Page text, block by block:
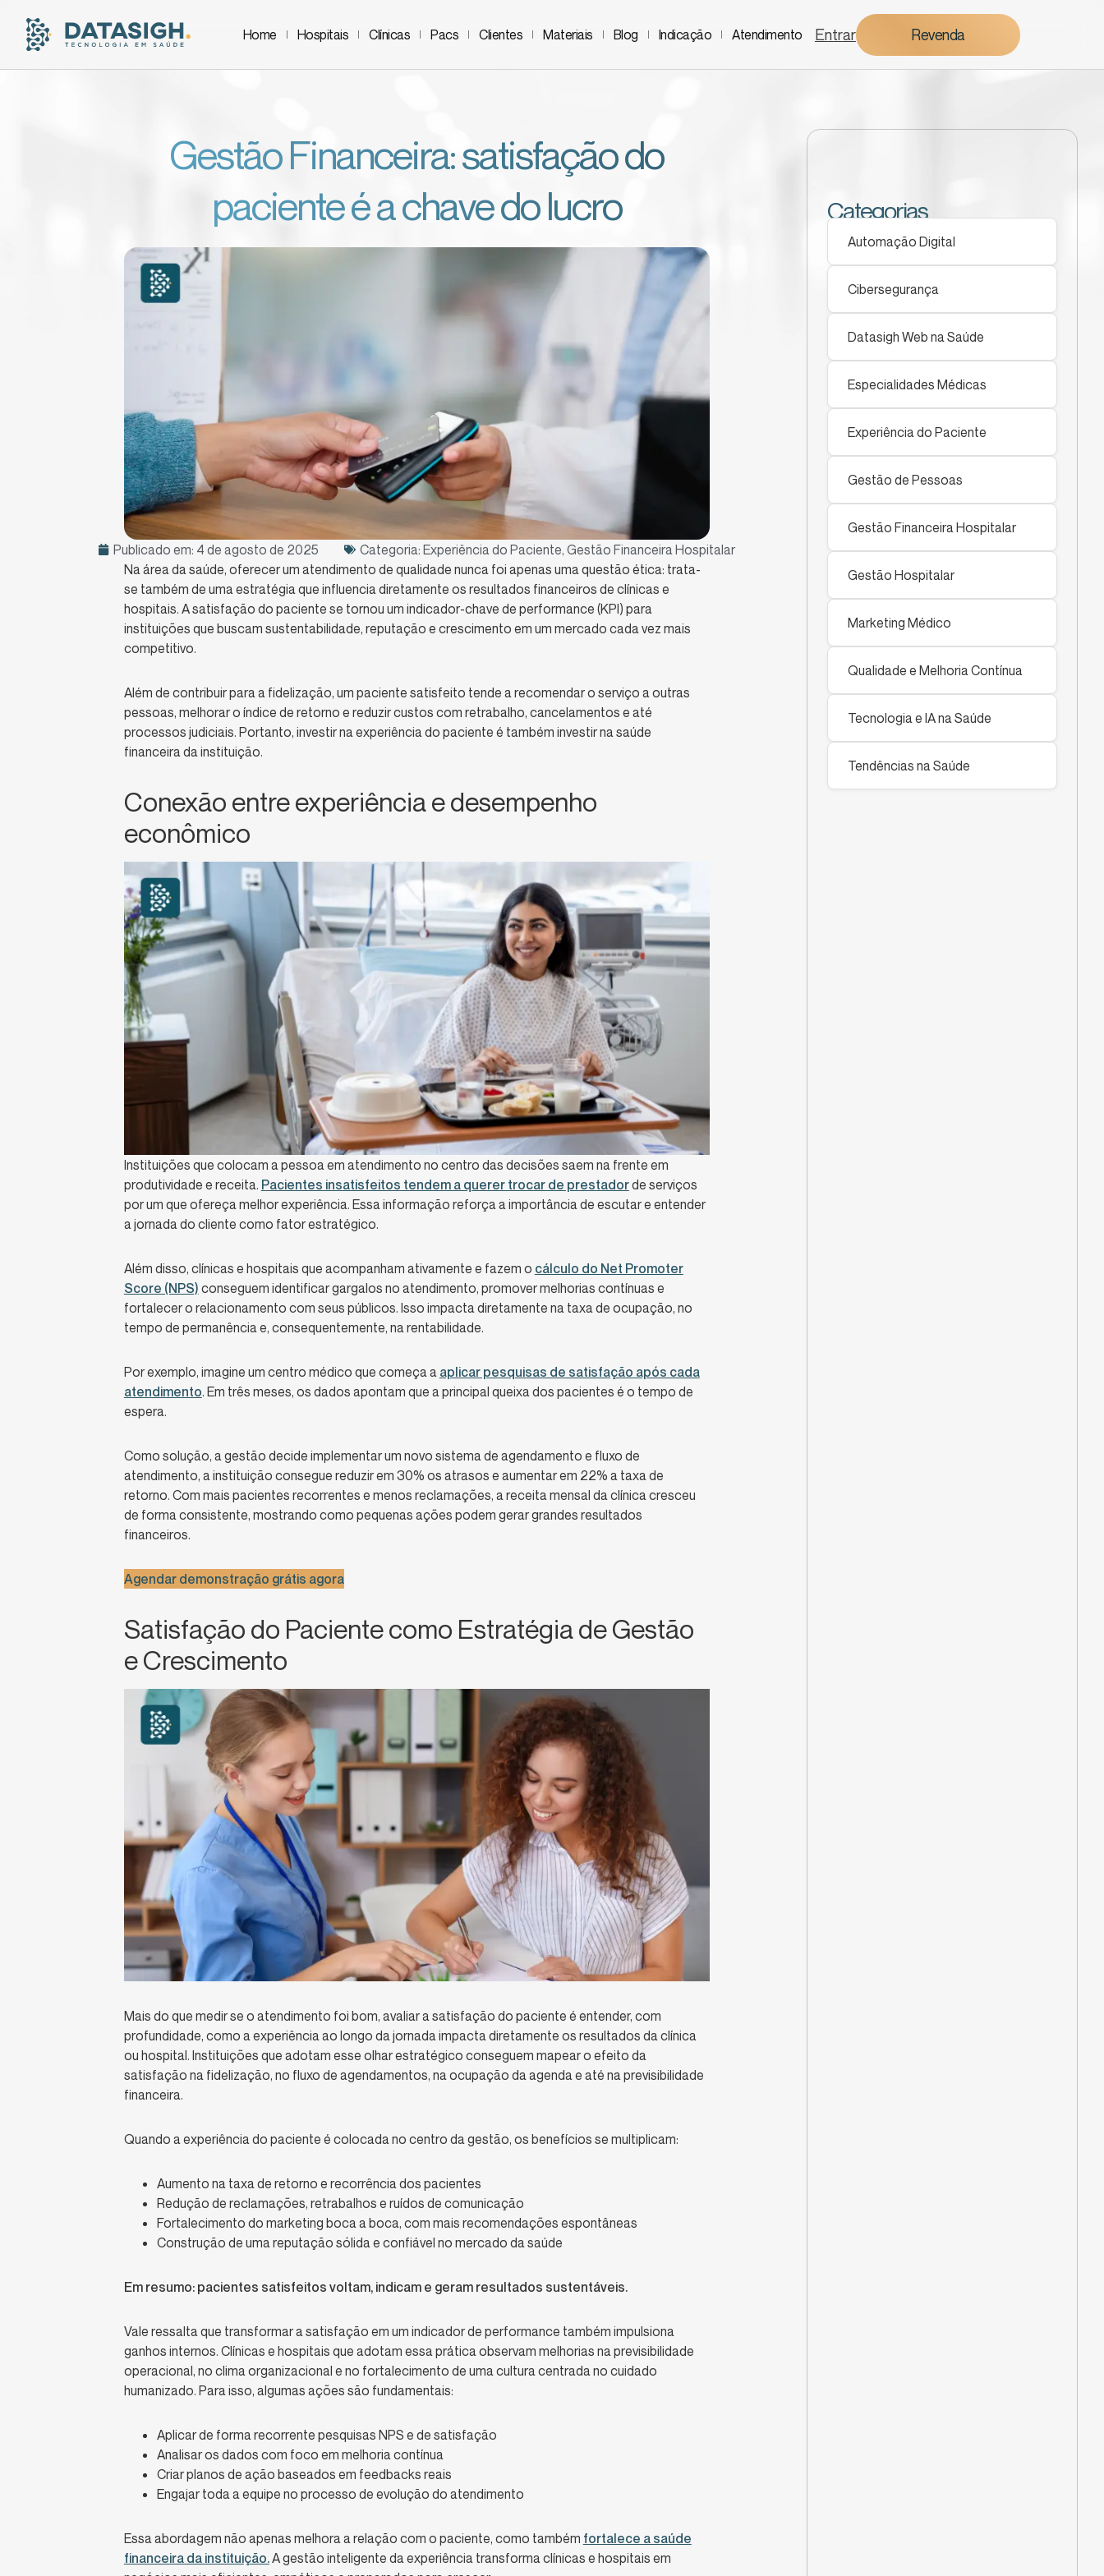
Home Hospitais Clínicas Pacs Clientes Materiais Blog Indicação Atendimento Entrar Revenda
Gestão Financeira: satisfação do
paciente é a chave do lucro
Publicado em: 4 de agosto de 2025 Categoria:Experiência do Paciente,Gestão Financeira Hospitalar
Na área da saúde, oferecer um atendimento de qualidade nunca foi apenas uma questão ética: trata-
se também de uma estratégia que influencia diretamente os resultados financeiros de clínicas e
hospitais. A satisfação do paciente se tornou um indicador-chave de performance (KPI) para
instituições que buscam sustentabilidade, reputação e crescimento em um mercado cada vez mais
competitivo.
Além de contribuir para a fidelização, um paciente satisfeito tende a recomendar o serviço a outras
pessoas, melhorar o índice de retorno e reduzir custos com retrabalho, cancelamentos e até
processos judiciais. Portanto, investir na experiência do paciente é também investir na saúde
financeira da instituição.
Conexão entre experiência e desempenho
econômico
Instituições que colocam a pessoa em atendimento no centro das decisões saem na frente em
produtividade e receita. Pacientes insatisfeitos tendem a querer trocar de prestadorde serviços
por um que ofereça melhor experiência. Essa informação reforça a importância de escutar e entender
a jornada do cliente como fator estratégico.
Além disso, clínicas e hospitais que acompanham ativamente e fazem o cálculo do Net Promoter
Score (NPS) conseguem identificar gargalos no atendimento, promover melhorias contínuas e
fortalecer o relacionamento com seus públicos. Isso impacta diretamente na taxa de ocupação, no
tempo de permanência e, consequentemente, na rentabilidade.
Por exemplo, imagine um centro médico que começa a aplicar pesquisas de satisfação após cada
atendimento. Em três meses, os dados apontam que a principal queixa dos pacientes é o tempo de
espera.
Como solução, a gestão decide implementar um novo sistema de agendamento e fluxo de
atendimento, a instituição consegue reduzir em 30% os atrasos e aumentar em 22% a taxa de
retorno. Com mais pacientes recorrentes e menos reclamações, a receita mensal da clínica cresceu
de forma consistente, mostrando como pequenas ações podem gerar grandes resultados
financeiros.
Agendar demonstração grátis agora
Satisfação do Paciente como Estratégia de Gestão
e Crescimento
Mais do que medir se o atendimento foi bom, avaliar a satisfação do paciente é entender, com
profundidade, como a experiência ao longo da jornada impacta diretamente os resultados da clínica
ou hospital. Instituições que adotam esse olhar estratégico conseguem mapear o efeito da
satisfação na fidelização, no fluxo de agendamentos, na ocupação da agenda e até na previsibilidade
financeira.
Quando a experiência do paciente é colocada no centro da gestão, os benefícios se multiplicam:
Aumento na taxa de retorno e recorrência dos pacientes
Redução de reclamações, retrabalhos e ruídos de comunicação
Fortalecimento do marketing boca a boca, com mais recomendações espontâneas
Construção de uma reputação sólida e confiável no mercado da saúde
Em resumo: pacientes satisfeitos voltam, indicam e geram resultados sustentáveis.
Vale ressalta que transformar a satisfação em um indicador de performance também impulsiona
ganhos internos. Clínicas e hospitais que adotam essa prática observam melhorias na previsibilidade
operacional, no clima organizacional e no fortalecimento de uma cultura centrada no cuidado
humanizado. Para isso, algumas ações são fundamentais:
Aplicar de forma recorrente pesquisas NPS e de satisfação
Analisar os dados com foco em melhoria contínua
Criar planos de ação baseados em feedbacks reais
Engajar toda a equipe no processo de evolução do atendimento
Essa abordagem não apenas melhora a relação com o paciente, como também fortalece a saúde
financeira da instituição.A gestão inteligente da experiência transforma clínicas e hospitais em
Categorias
Automação Digital
Cibersegurança
Datasigh Web na Saúde
Especialidades Médicas
Experiência do Paciente
Gestão de Pessoas
Gestão Financeira Hospitalar
Gestão Hospitalar
Marketing Médico
Qualidade e Melhoria Contínua
Tecnologia e IA na Saúde
Tendências na Saúde